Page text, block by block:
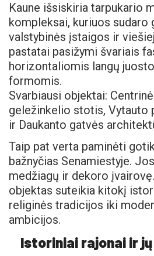
Kaune išsiskiria tarpukario
kompleksai, kuriuos sudaro
valstybinės įstaigos ir
pastatai pasižymi švariais
horizontaliomis langų
formomis.
Svarbiausi objektai:
geležinkelio stotis, Vytauto
ir Daukanto gatvės
Taip pat verta paminėti
bažnyčias Senamiestyje.
medžiagų ir dekoro
objektas suteikia kitokį
religinės tradicijos iki
ambicijos.
Istoriniai rajonai ir